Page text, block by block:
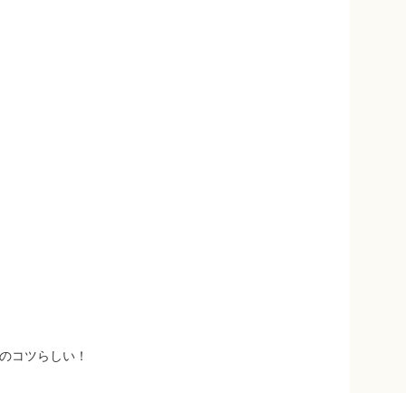
コツらしい！